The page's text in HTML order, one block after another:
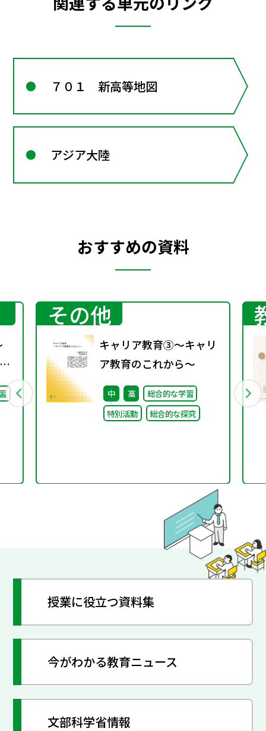
７０１ 新高等地図
アジア大陸
おすすめの資料
その他
キャリア教育③～キャリ
ア教育のこれから～
中 高
総合的な学習
特別活動
総合的な探究
授業に役立つ資料集
今がわかる教育ニュース
文部科学省情報